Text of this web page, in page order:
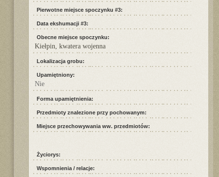
Pierwotne miejsce spoczynku #3:
Data ekshumacji #3:
Obecne miejsce spoczynku:
Kiełpin, kwatera wojenna
Lokalizacja grobu:
Upamiętniony:
Nie
Forma upamiętnienia:
Przedmioty znalezione przy pochowanym:
Miejsce przechowywania ww. przedmiotów:
Życiorys:
Wspomnienia / relacje: